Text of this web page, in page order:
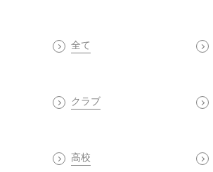
全て
クラブ
高校